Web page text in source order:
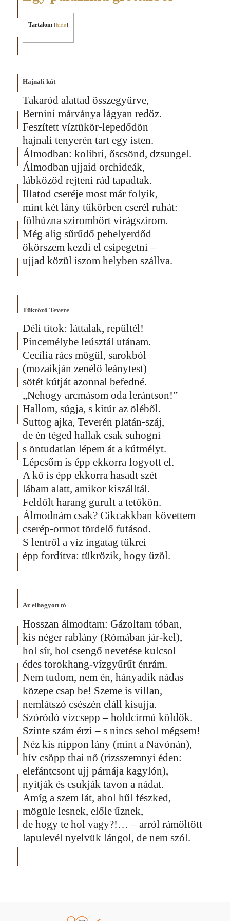
Tartalom [hide]
Hajnali kút
Takaród alattad összegyűrve,
Bernini márványa lágyan redőz.
Feszített víztükör-lepedődön
hajnali tenyerén tart egy isten.
Álmodban: kolibri, őscsönd, dzsungel.
Álmodban ujjaid orchideák,
lábközöd rejteni rád tapadtak.
Illatod cseréje most már folyik,
mint két lány tükörben cserél ruhát:
fölhúzna szirombőrt virágszirom.
Még alig sűrűdő pehelyerdőd
ökörszem kezdi el csipegetni –
ujjad közül iszom helyben szállva.
Tükröző Tevere
Déli titok: láttalak, repültél!
Pincemélybe leúsztál utánam.
Cecília rács mögül, sarokból
(mozaikján zenélő leánytest)
sötét kútját azonnal befedné.
„Nehogy arcmásom oda lerántson!”
Hallom, súgja, s kitúr az öléből.
Suttog ajka, Teverén platán-száj,
de én téged hallak csak suhogni
s öntudatlan lépem át a kútmélyt.
Lépcsőm is épp ekkorra fogyott el.
A kő is épp ekkorra hasadt szét
lábam alatt, amikor kiszálltál.
Feldőlt harang gurult a tetőkön.
Álmodnám csak? Cikcakkban követtem
cserép-ormot tördelő futásod.
S lentről a víz ingatag tükrei
épp fordítva: tükrözik, hogy űzöl.
Az elhagyott tó
Hosszan álmodtam: Gázoltam tóban,
kis néger rablány (Rómában jár-kel),
hol sír, hol csengő nevetése kulcsol
édes torokhang-vízgyűrűt énrám.
Nem tudom, nem én, hányadik nádas
közepe csap be! Szeme is villan,
nemlátszó csészén eláll kisujja.
Szóródó vízcsepp – holdcirmú köldök.
Szinte szám érzi – s nincs sehol mégsem!
Néz kis nippon lány (mint a Navónán),
hív csöpp thai nő (rizsszemnyi éden:
elefántcsont ujj párnája kagylón),
nyitják és csukják tavon a nádat.
Amíg a szem lát, ahol hűl fészked,
mögüle lesnek, előle űznek,
de hogy te hol vagy?!… – arról rámöltött
lapulevél nyelvük lángol, de nem szól.